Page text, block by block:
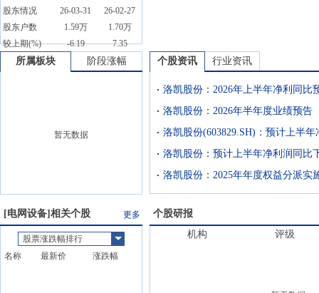
股东情况
26-03-31
26-02-27
股东户数
1.59万
1.70万
较上期(%)
-6.19 7.35
所属板块 阶段涨幅
暂无数据
个股资讯 行业资讯
洛凯股份：2026年半年度业绩预告
洛凯股份：2025年年度权益分派实
[电网设备]相关个股 更多
股票涨跌幅排行
名称
最新价 涨跌幅
个股研报
机构
评级